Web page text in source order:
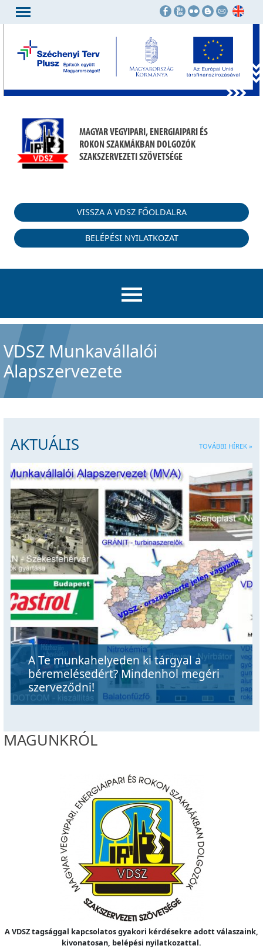
MAGYAR VEGYIPARI, ENERGIAIPARI ÉS
ROKON SZAKMÁKBAN DOLGOZÓK
SZAKSZERVEZETI SZÖVETSÉGE
VISSZA A VDSZ FŐOLDALRA
BELÉPÉSI NYILATKOZAT
VDSZ Munkavállalói
Alapszervezete
AKTUÁLIS TOVÁBBI HÍREK »
A Te munkahelyeden ki tárgyal a
béremelésedért? Mindenhol megéri
szerveződni!
MAGUNKRÓL
A VDSZ tagsággal kapcsolatos gyakori kérdésekre adott válaszaink,
kivonatosan, belépési nyilatkozattal.